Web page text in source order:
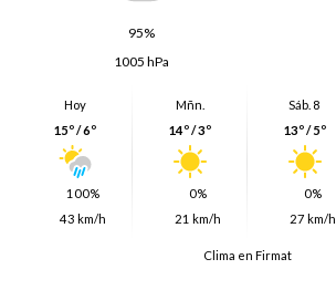
95%
1005 hPa
Hoy
15º / 6º
100%
43 km/h
Mñn.
14º / 3º
0%
21 km/h
Sáb. 8
13º / 5º
0%
27 km/h
Clima en Firmat